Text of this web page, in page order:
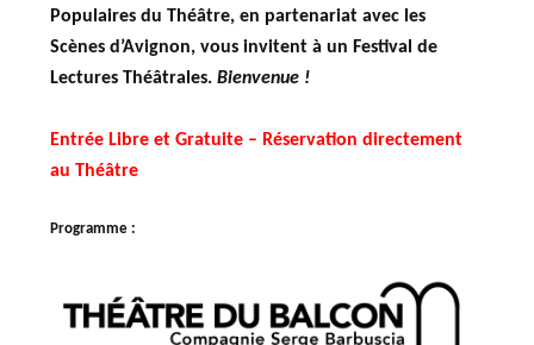
Populaires du Théâtre, en partenariat avec les
Scènes d’Avignon, vous invitent à un Festival de
Lectures Théâtrales.Bienvenue !
Entrée Libre et Gratuite – Réservation directement
au Théâtre
Programme :